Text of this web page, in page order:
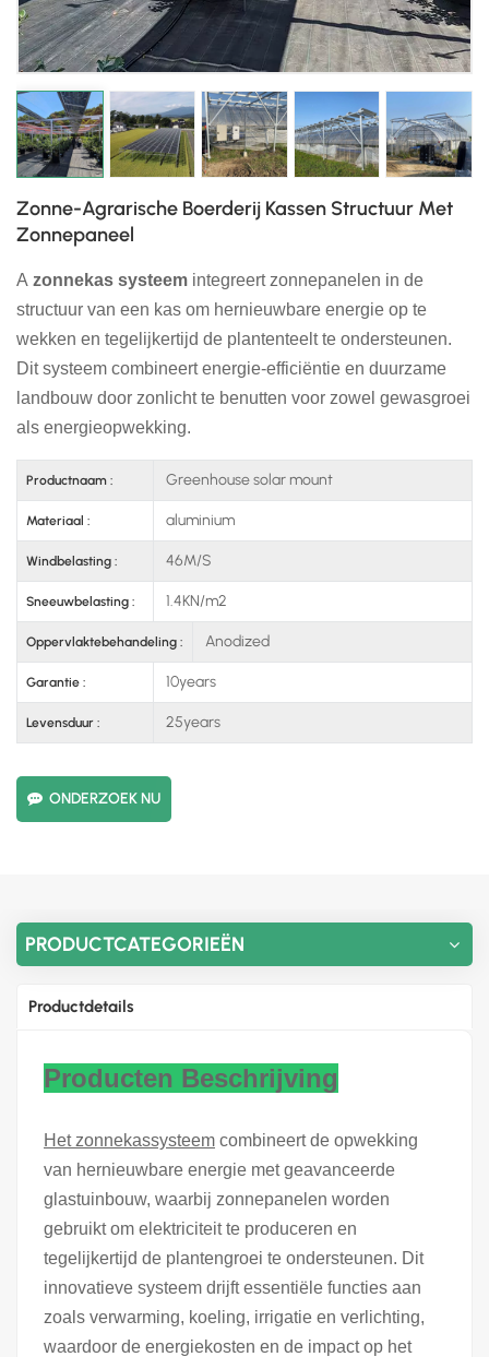
日本語
Zonne-Agrarische Boerderij Kassen Structuur Met
Zonnepaneel
A zonnekas systeem integreert zonnepanelen in de
structuur van een kas om hernieuwbare energie op te
wekken en tegelijkertijd de plantenteelt te ondersteunen.
Dit systeem combineert energie-efficiëntie en duurzame
landbouw door zonlicht te benutten voor zowel gewasgroei
als energieopwekking.
Productnaam : Greenhouse solar mount
Materiaal : aluminium
Windbelasting : 46M/S
Sneeuwbelasting : 1.4KN/m2
Oppervlaktebehandeling : Anodized
Garantie : 10years
Levensduur : 25years
ONDERZOEK NU
PRODUCTCATEGORIEËN
Productdetails
Producten Beschrijving
Het zonnekassysteem combineert de opwekking
van hernieuwbare energie met geavanceerde
glastuinbouw, waarbij zonnepanelen worden
gebruikt om elektriciteit te produceren en
tegelijkertijd de plantengroei te ondersteunen. Dit
innovatieve systeem drijft essentiële functies aan
zoals verwarming, koeling, irrigatie en verlichting,
waardoor de energiekosten en de impact op het